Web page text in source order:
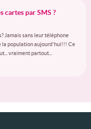
cartes par SMS ?
Jamais sans leur téléphone
la population aujourd'hui!!! Ce
vraiment partout...